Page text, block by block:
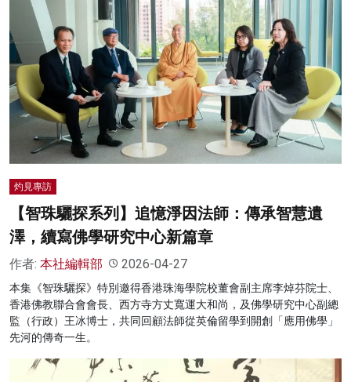
商業
科技
影片
名家榜
灼見活動
灼見專訪
【智珠驪探系列】追憶淨因法師：傳承智慧遺
澤，續寫佛學研究中心新篇章
作者: 本社編輯部 2026-04-27
本集《智珠驪探》特別邀得香港珠海學院校董會副主席李焯芬院士、
香港佛教聯合會會長、西方寺方丈寬運大和尚，及佛學研究中心副總
監（行政）王冰博士，共同回顧法師從英倫留學到開創「應用佛學」
先河的傳奇一生。